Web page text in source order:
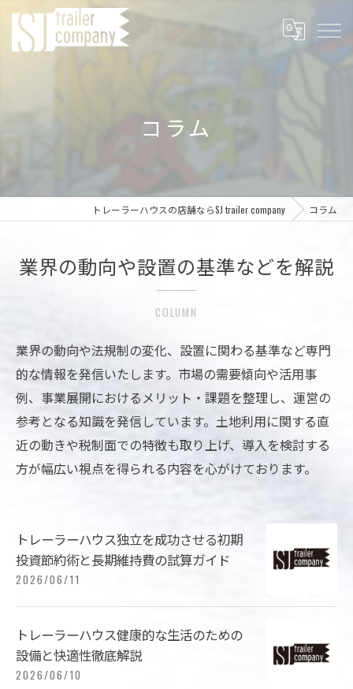
コラム
トレーラーハウスの店舗ならSJ trailer company コラム
業界の動向や設置の基準などを解説
COLUMN
業界の動向や法規制の変化、設置に関わる基準など専門
的な情報を発信いたします。市場の需要傾向や活用事
例、事業展開におけるメリット・課題を整理し、運営の
参考となる知識を発信しています。土地利用に関する直
近の動きや税制面での特徴も取り上げ、導入を検討する
方が幅広い視点を得られる内容を心がけております。
トレーラーハウス独立を成功させる初期
投資節約術と長期維持費の試算ガイド
2026/06/11
トレーラーハウス健康的な生活のための
設備と快適性徹底解説
2026/06/10